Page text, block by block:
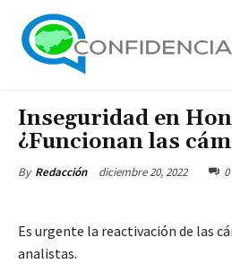
Inseguridad en
¿Funcionan las
By Redacción diciembre 20, 2022 0
Es urgente la reactivación de las
analistas.